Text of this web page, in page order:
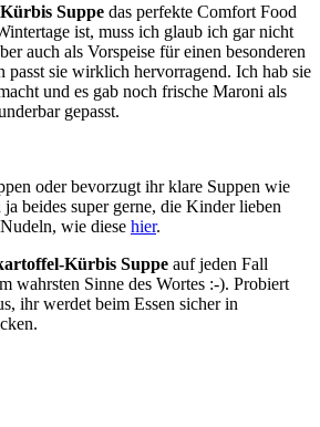
Suppe das perfekte Comfort Food
ist, muss ich glaub ich gar nicht
auch als Vorspeise für einen besonderen
passt sie wirklich hervorragend. Ich hab sie
und es gab noch frische Maroni als
gepasst.
oder bevorzugt ihr klare Suppen wie
beides super gerne, die Kinder lieben
wie diese hier.
Kürbis Suppe auf jeden Fall
wahrsten Sinne des Wortes :-). Probiert
ihr werdet beim Essen sicher in